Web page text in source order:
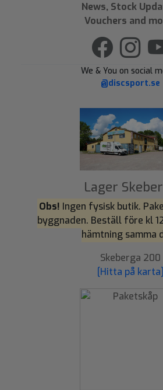
News, Stock
Vouchers and
We & You on social
@discsport.se
Lager
Obs! Ingen fysisk butik.
byggnaden. Beställ före kl
hämtning samma
Skeberga 200
[Hitta på karta]